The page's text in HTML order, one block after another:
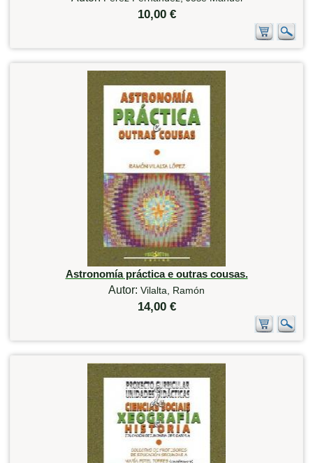
10,00 €
Astronomía práctica e outras cousas.
Autor: Vilalta, Ramón
14,00 €